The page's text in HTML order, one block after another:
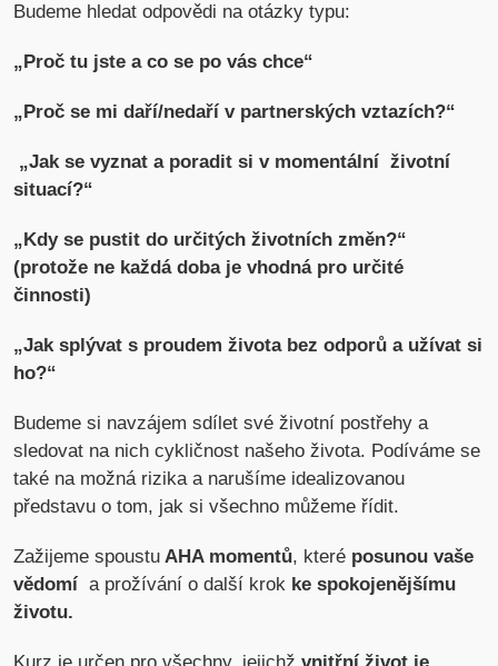
Budeme hledat odpovědi na otázky typu:
„Proč tu jste a co se po vás chce“
„Proč se mi daří/nedaří v partnerských vztazích?“
„Jak se vyznat a poradit si v momentální životní
situací?“
„Kdy se pustit do určitých životních změn?“
(protože ne každá doba je vhodná pro určité
činnosti)
„Jak splývat s proudem života bez odporů a užívat si
ho?“
Budeme si navzájem sdílet své životní postřehy a
sledovat na nich cykličnost našeho života. Podíváme se
také na možná rizika a narušíme idealizovanou
představu o tom, jak si všechno můžeme řídit.
Zažijeme spoustu AHA momentů, které posunou vaše
vědomí a prožívání o další krok ke spokojenějšímu
životu.